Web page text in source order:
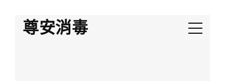
尊安消毒